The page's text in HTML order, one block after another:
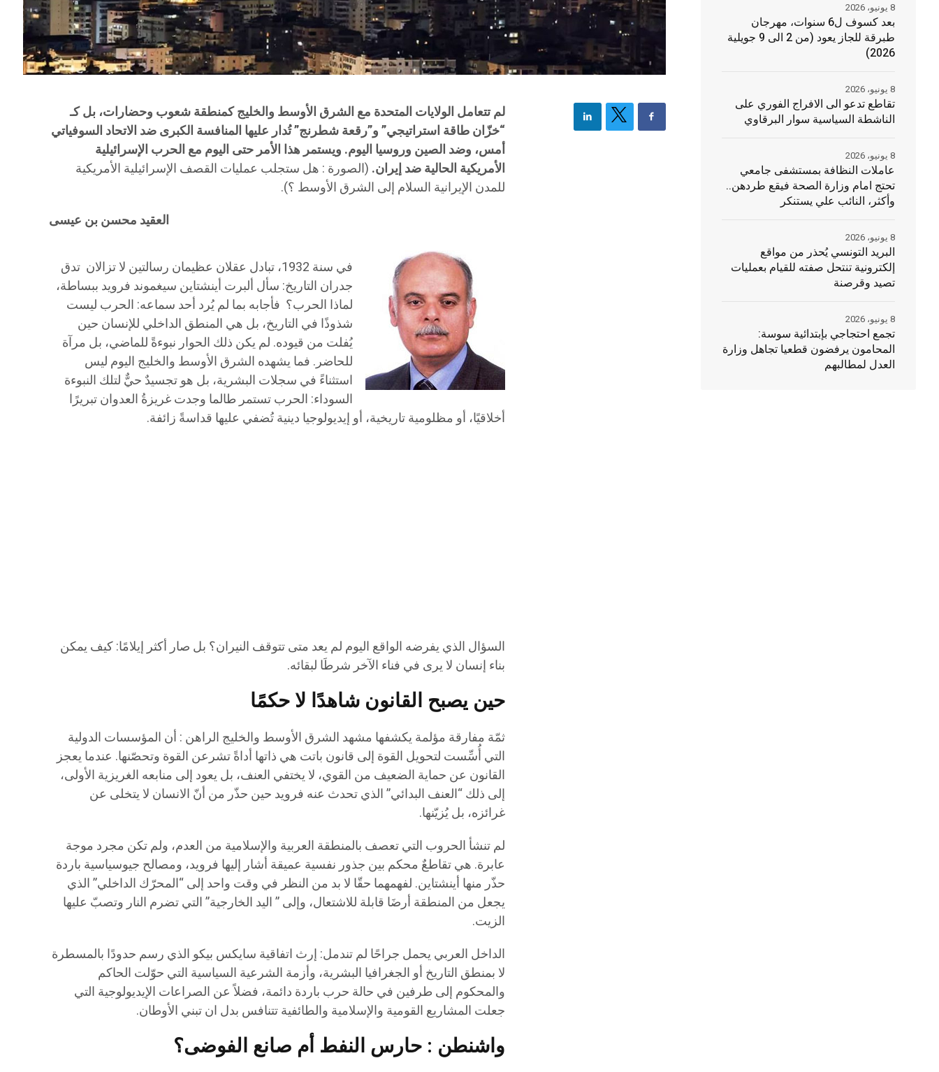
لم تتعامل الولايات المتحدة مع الشرق الوسط والخليج كمنطقة شعوب وحضارات، بل كـ
“خزّان طاقة استراتيجي” و”رقعة شطرنج” تُدار عليها المنافسة الكبرى ضد الاتحاد السوفياتي
أمس، وضد الصين وروسيا اليوم. ويستمر هذا الأمر حتى اليوم مع الحرب الإسرائيلية
الأمريكية الحالية ضد إيران. (الصورة : هل ستجلب عمليات القصف الإسرائيلية الأمريكية
للمدن الإيرانية السلام إلى الشرق الأوسط ؟).
العقيد محسن بن عيسى
في سنة 1932، تبادل عقلان عظيمان رسالتين لا تزالان تدق
جدران التاريخ: سأل ألبرت أينشتاين سيغموند فرويد ببساطة،
لماذا الحرب؟ فأجابه بما لم يُرد أحد سماعه: الحرب ليست
شذوذًا في التاريخ، بل هي المنطق الداخلي للإنسان حين
يُفلت من قيوده. لم يكن ذلك الحوار نبوءةً للماضي، بل مرآة
للحاضر. فما يشهده الشرق الأوسط والخليج اليوم ليس
استثناءً في سجلات البشرية، بل هو تجسيدٌ حيٌّ لتلك النبوءة
السوداء: الحرب تستمر طالما وجدت غريزةُ العدوان تبريرًا
أخلاقيًا، أو مظلومية تاريخية، أو إيديولوجيا دينية تُضفي عليها قداسةً زائفة.
السؤال الذي يفرضه الواقع اليوم لم يعد متى تتوقف النيران؟ بل صار أكثر إيلامًا: كيف يمكن
بناء إنسان لا يرى في فناء الآخر شرطَا لبقائه.
حين يصبح القانون شاهدًا لا حكمًا
ثمّة مفارقة مؤلمة يكشفها مشهد الشرق الأوسط والخليج الراهن : أن المؤسسات الدولية
التي أُسِّست لتحويل القوة إلى قانون باتت هي ذاتها أداةً تشرعن القوة وتحصّنها. عندما يعجز
القانون عن حماية الضعيف من القوي، لا يختفي العنف، بل يعود إلى منابعه الغريزية الأولى،
إلى ذلك “العنف البدائي” الذي تحدث عنه فرويد حين حذّر من أنّ الانسان لا يتخلى عن
غرائزه، بل يُزيّنها.
لم تنشأ الحروب التي تعصف بالمنطقة العربية والإسلامية من العدم، ولم تكن مجرد موجة
عابرة. هي تقاطعٌ محكم بين جذور نفسية عميقة أشار إليها فرويد، ومصالح جيوسياسية باردة
حذّر منها أينشتاين. لفهمهما حقّا لا بد من النظر في وقت واحد إلى “المحرّك الداخلي” الذي
يجعل من المنطقة أرضَا قابلة للاشتعال، وإلى ” اليد الخارجية” التي تضرم النار وتصبّ عليها
الزيت.
الداخل العربي يحمل جراحًا لم تندمل: إرث اتفاقية سايكس بيكو الذي رسم حدودًا بالمسطرة
لا بمنطق التاريخ أو الجغرافيا البشرية، وأزمة الشرعية السياسية التي حوّلت الحاكم
والمحكوم إلى طرفين في حالة حرب باردة دائمة، فضلاً عن الصراعات الإيديولوجية التي
جعلت المشاريع القومية والإسلامية والطائفية تتنافس بدل ان تبني الأوطان.
واشنطن : حارس النفط أم صانع الفوضى؟
بعد كسوف ل6 سنوات، مهرجان
طبرقة للجاز يعود (من 2 الى 9 جويلية
2026)
8 يونيو، 2026
تقاطع تدعو الى الافراج الفوري على
الناشطة السياسية سوار البرقاوي
8 يونيو، 2026
عاملات النظافة بمستشفى جامعي
تحتج امام وزارة الصحة فيقع طردهن..
وأكثر، النائب علي يستنكر
8 يونيو، 2026
البريد التونسي يُحذر من مواقع
إلكترونية تنتحل صفته للقيام بعمليات
تصيد وقرصنة
8 يونيو، 2026
تجمع احتجاجي بإبتدائية سوسة:
المحامون يرفضون قطعيا تجاهل وزارة
العدل لمطالبهم
8 يونيو، 2026